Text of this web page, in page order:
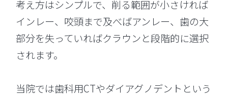
考え方はシンプルで、削る範囲が小さければ
インレー、咬頭まで及べばアンレー、歯の大
部分を失っていればクラウンと段階的に選択
されます。
当院では歯科用CTやダイアグノデントという